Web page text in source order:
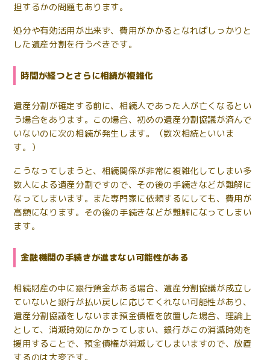
担するかの問題もあります。
処分や有効活用が出来ず、費用がかかるとなればしっかりと
した遺産分割を行うべきです。
時間が経つとさらに相続が複雑化
遺産分割が確定する前に、相続人であった人が亡くなるとい
う場合をあります。この場合、初めの遺産分割協議が済んで
いないのに次の相続が発生します。（数次相続といいま
す。）
こうなってしまうと、相続関係が非常に複雑化してしまい多
数人による遺産分割ですので、その後の手続きなどが難解に
なってしまいます。また専門家に依頼するにしても、費用が
高額になります。その後の手続きなどが難解になってしまい
ます。
金融機関の手続きが進まない可能性がある
相続財産の中に銀行預金がある場合、遺産分割協議が成立し
ていないと銀行が払い戻しに応じてくれない可能性があり、
遺産分割協議をしないまま預金債権を放置した場合、理論上
として、消滅時効にかかってしまい、銀行がこの消滅時効を
援用することで、預金債権が消滅してしまいますので、放置
するのは大変です。